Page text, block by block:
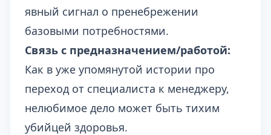
явный сигнал о пренебрежении
базовыми потребностями.
Связь с предназначением/работой:
Как в уже упомянутой истории про
переход от специалиста к менеджеру,
нелюбимое дело может быть тихим
убийцей здоровья.